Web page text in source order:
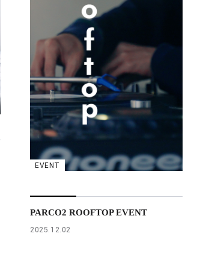
EVENT
PARCO2 ROOFTOP EVENT
2025.12.02